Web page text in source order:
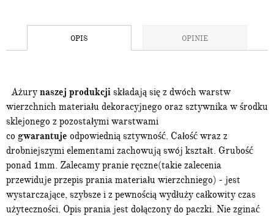
OPIS OPINIE
Ażurynaszej produkcji składają się z dwóch warstw
wierzchnich materiału dekoracyjnego oraz sztywnika w środku
sklejonego z pozostałymi warstwami
co gwarantuje odpowiednią sztywność. Całość wraz z
drobniejszymi elementami zachowują swój kształt. Grubość
ponad 1mm. Zalecamy pranie ręczne(takie zalecenia
przewiduje przepis prania materiału wierzchniego) - jest
wystarczające, szybsze i z pewnością wydłuży całkowity czas
użyteczności. Opis prania jest dołączony do paczki. Nie zginać